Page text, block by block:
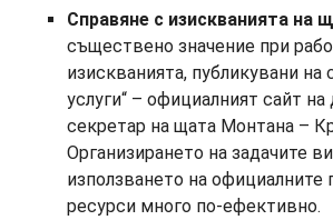
Справяне с изискванията на
съществено значение при
изискванията, публикувани на
услуги“ – официалният сайт
секретар на щата Монтана –
Организирането на задачите
използването на официалните
ресурси много по-ефективно.